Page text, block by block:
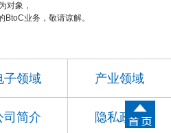
对象，
业务，敬请谅解。
子领域 产业领域
司简介 隐私政策